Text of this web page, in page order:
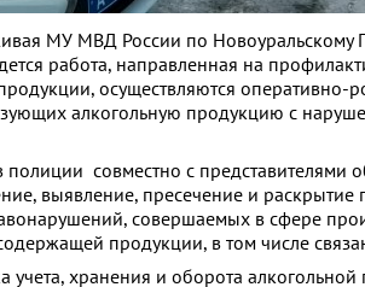
МУ МВД России по Новоуральскому
работа, направленная на
осуществляются оперативно-
алкогольную продукцию с
полиции совместно с представителями
выявление, пресечение и раскрытие
совершаемых в сфере
продукции, в том числе
хранения и оборота алкогольной